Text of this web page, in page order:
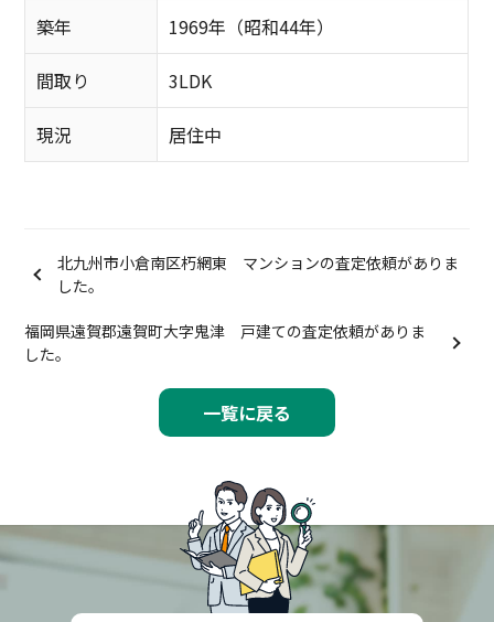
築年 1969年（昭和44年）
間取り 3LDK
現況 居住中
北九州市小倉南区朽網東 マンションの査定依頼がありま
した。
一覧に戻る
福岡県遠賀郡遠賀町大字鬼津 戸建ての査定依頼がありま
した。